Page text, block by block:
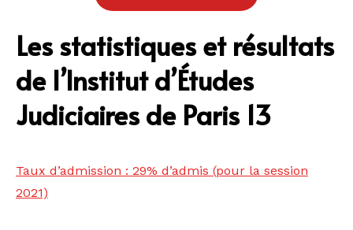
Les statistiques et résultats
de l’Institut d’Études
Judiciaires de Paris 13
Taux d’admission : 29% d’admis (pour la session
2021)